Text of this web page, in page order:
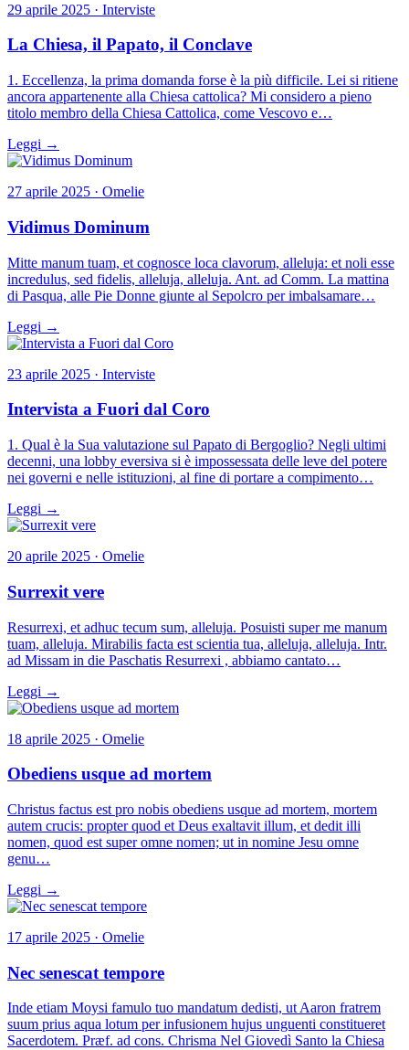
29 aprile 2025 · Interviste
La Chiesa, il Papato, il Conclave
1. Eccellenza, la prima domanda forse è la più difficile. Lei si ritiene
ancora appartenente alla Chiesa cattolica? Mi considero a pieno
titolo membro della Chiesa Cattolica, come Vescovo e…
Leggi →
27 aprile 2025 · Omelie
Vidimus Dominum
Mitte manum tuam, et cognosce loca clavorum, alleluja: et noli esse
incredulus, sed fidelis, alleluja, alleluja. Ant. ad Comm. La mattina
di Pasqua, alle Pie Donne giunte al Sepolcro per imbalsamare…
Leggi →
23 aprile 2025 · Interviste
Intervista a Fuori dal Coro
1. Qual è la Sua valutazione sul Papato di Bergoglio? Negli ultimi
decenni, una lobby eversiva si è impossessata delle leve del potere
nei governi e nelle istituzioni, al fine di portare a compimento…
Leggi →
20 aprile 2025 · Omelie
Surrexit vere
Resurrexi, et adhuc tecum sum, alleluja. Posuisti super me manum
tuam, alleluja. Mirabilis facta est scientia tua, alleluja, alleluja. Intr.
ad Missam in die Paschatis Resurrexi , abbiamo cantato…
Leggi →
18 aprile 2025 · Omelie
Obediens usque ad mortem
Christus factus est pro nobis obediens usque ad mortem, mortem
autem crucis: propter quod et Deus exaltavit illum, et dedit illi
nomen, quod est super omne nomen; ut in nomine Jesu omne
genu…
Leggi →
17 aprile 2025 · Omelie
Nec senescat tempore
Inde etiam Moysi famulo tuo mandatum dedisti, ut Aaron fratrem
suum prius aqua lotum per infusionem hujus unguenti constitueret
Sacerdotem. Præf. ad cons. Chrisma Nel Giovedì Santo la Chiesa